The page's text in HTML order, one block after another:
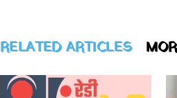
RELATED ARTICLES